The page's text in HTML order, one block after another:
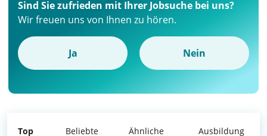
Sind Sie zufrieden mit Ihrer Jobsuche bei uns?
Wir freuen uns von Ihnen zu hören.
Ja Nein
Top Beliebte Ähnliche Ausbildung